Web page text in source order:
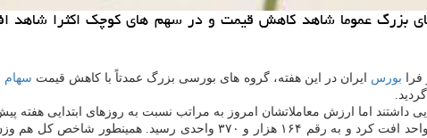
بزرگ عموما شاهد كاهش قیمت و در سهم های كوچك اكثرا شاهد
فرا بورس ایران در این هفته، گروه های بورسی بزرگ عمدتاً با كاهش قیمت سهام
داشتند اما ارزش معاملاتشان امروز به مراتب نسبت به روزهای ابتدایی هفته